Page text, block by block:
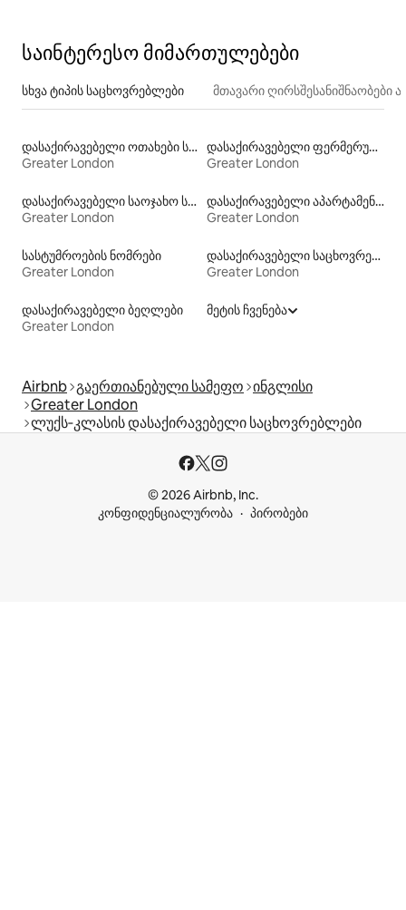
საინტერესო მიმართულებები
სხვა ტიპის საცხოვრებლები მთავარი
დასაქირავებელი ოთახები სააბაზანოთი
Greater London
დასაქირავებელი ფერმერული საცხოვრებლები
Greater London
დასაქირავებელი საოჯახო სასტუმროები
Greater London
დასაქირავებელი აპარტამენტები
Greater London
სასტუმროების ნომრები
Greater London
დასაქირავებელი საცხოვრებლები ჰიდრომასაჟის აუზით
Greater London
დასაქირავებელი ბეღლები
Greater London
მეტის ჩვენება
Airbnb გაერთიანებული სამეფო ინგლისი
Greater London
ლუქს‑კლასის დასაქირავებელი საცხოვრებლები
© 2026 Airbnb, Inc.
კონფიდენციალურობა
პირობები